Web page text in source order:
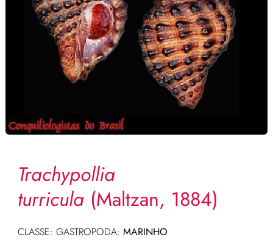
Trachypollia
turricula(Maltzan, 1884)
CLASSE: GASTROPODA: MARINHO